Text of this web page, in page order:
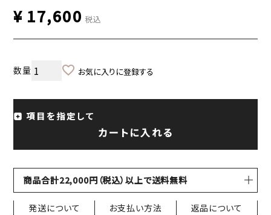
¥ 17,600 税込
お気に入りに登録する
項目を指定して
カートに入れる
商品合計22,000円（税込）以上で送料無料
発送について お支払い方法 返品について